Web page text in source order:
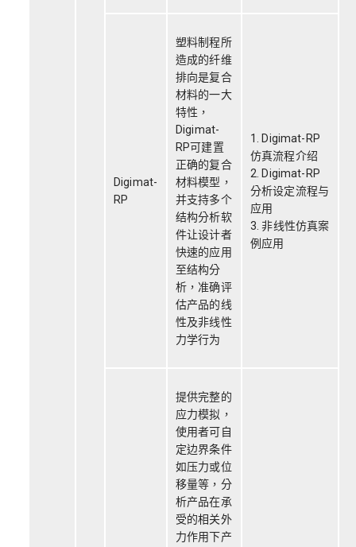
Digimat-
RP
塑料制程所
造成的纤维
排向是复合
材料的一大
特性，
Digimat-
RP可建置
正确的复合
材料模型，
并支持多个
结构分析软
件让设计者
快速的应用
至结构分
析，准确评
估产品的线
性及非线性
力学行为
1. Digimat-RP
仿真流程介绍
2. Digimat-RP
分析设定流程与
应用
3. 非线性仿真案
例应用
提供完整的
应力模拟，
使用者可自
定边界条件
如压力或位
移量等，分
析产品在承
受的相关外
力作用下产